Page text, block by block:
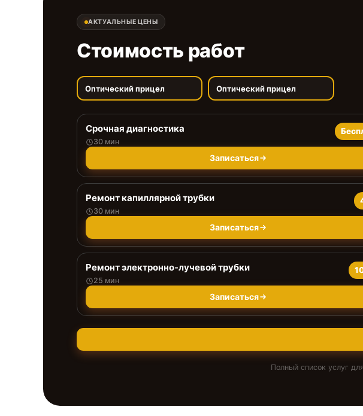
АКТУАЛЬНЫЕ ЦЕНЫ
Стоимость работ
Оптический прицел Оптический прицел
Срочная диагностика
30 мин
Записаться
Ремонт капиллярной трубки
30 мин
Записаться
Ремонт электронно-лучевой трубки
25 мин
Записаться
Полный список услуг